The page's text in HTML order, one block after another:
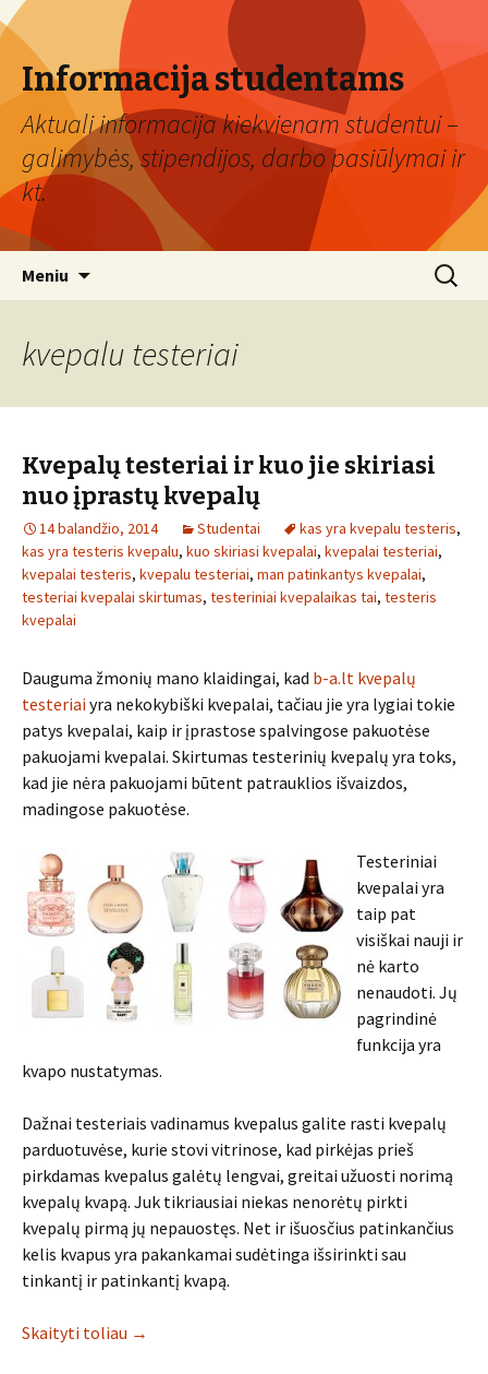
Informacija studentams
Aktuali informacija kiekvienam studentui –
galimybės, stipendijos, darbo pasiūlymai ir
kt.
Meniu Ieškoti:
kvepalu testeriai
Kvepalų testeriai ir kuo jie skiriasi
nuo įprastų kvepalų
14 balandžio, 2014 Studentai kas yra kvepalu testeris,
kas yra testeris kvepalu, kuo skiriasi kvepalai, kvepalai testeriai,
kvepalai testeris, kvepalu testeriai, man patinkantys kvepalai,
testeriai kvepalai skirtumas, testeriniai kvepalaikas tai, testeris
kvepalai
Dauguma žmonių mano klaidingai, kad b-a.lt kvepalų
testeriaiyra nekokybiški kvepalai, tačiau jie yra lygiai tokie
patys kvepalai, kaip ir įprastose spalvingose pakuotėse
pakuojami kvepalai. Skirtumas testerinių kvepalų yra toks,
kad jie nėra pakuojami būtent patrauklios išvaizdos,
madingose pakuotėse.
Testeriniai
kvepalai yra
taip pat
visiškai nauji ir
nė karto
nenaudoti. Jų
pagrindinė
funkcija yra
kvapo nustatymas.
Dažnai testeriais vadinamus kvepalus galite rasti kvepalų
parduotuvėse, kurie stovi vitrinose, kad pirkėjas prieš
pirkdamas kvepalus galėtų lengvai, greitai užuosti norimą
kvepalų kvapą. Juk tikriausiai niekas nenorėtų pirkti
kvepalų pirmą jų nepauostęs. Net ir išuosčius patinkančius
kelis kvapus yra pakankamai sudėtinga išsirinkti sau
tinkantį ir patinkantį kvapą.
Skaityti toliau →